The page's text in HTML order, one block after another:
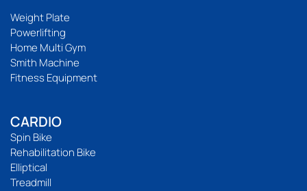
Weight Plate
Powerlifting
Home Multi Gym
Smith Machine
Fitness Equipment
CARDIO
Spin Bike
Rehabilitation Bike
Elliptical
Treadmill